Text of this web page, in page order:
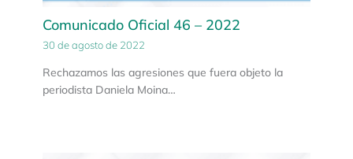
Comunicado Oficial 46 – 2022
30 de agosto de 2022
Rechazamos las agresiones que fuera objeto la
periodista Daniela Moina…